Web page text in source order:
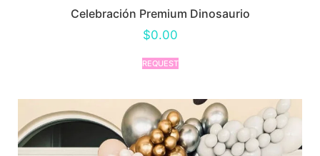
Celebración Premium Dinosaurio
$0.00
REQUEST